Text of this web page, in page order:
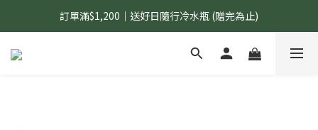
國內$899免運｜加LINE好友領70元優惠券
訂單滿$1,200｜送好日隨行冷水瓶 (贈完為止)
國內$899免運｜加LINE好友領70元優惠券